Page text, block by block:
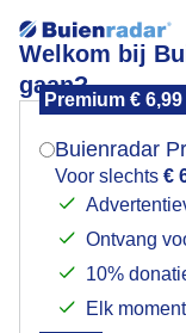
Welkom bij
gaan?
Premium €
Buienradar
Voor slechts €
Ontvang
10%
Elk
zon, wolken en
Mogen we
Indien je hier
verschijnt er